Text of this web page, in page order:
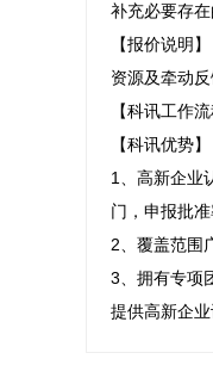
补充必要存
【报价说明
资源及牵动
【科讯工
【科讯优势】
1、高新企业
门，申报批准
2、覆盖范围
3、拥有专项
提供高新企业